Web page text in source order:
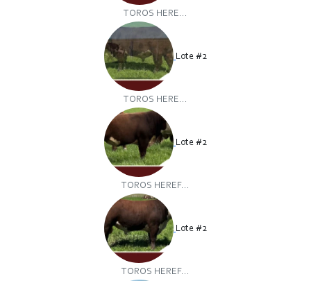
TOROS HERE...
Lote #2
TOROS HERE...
Lote #2
TOROS HEREF...
Lote #2
TOROS HEREF...